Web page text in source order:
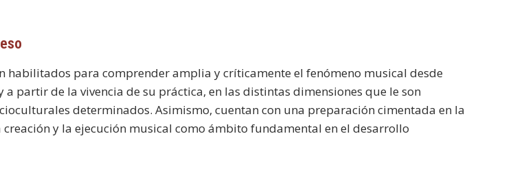
habilitados para comprender amplia y críticamente el fenómeno musical desde
partir de la vivencia de su práctica, en las distintas dimensiones que le son
determinados. Asimismo, cuentan con una preparación cimentada en la
creación y la ejecución musical como ámbito fundamental en el desarrollo